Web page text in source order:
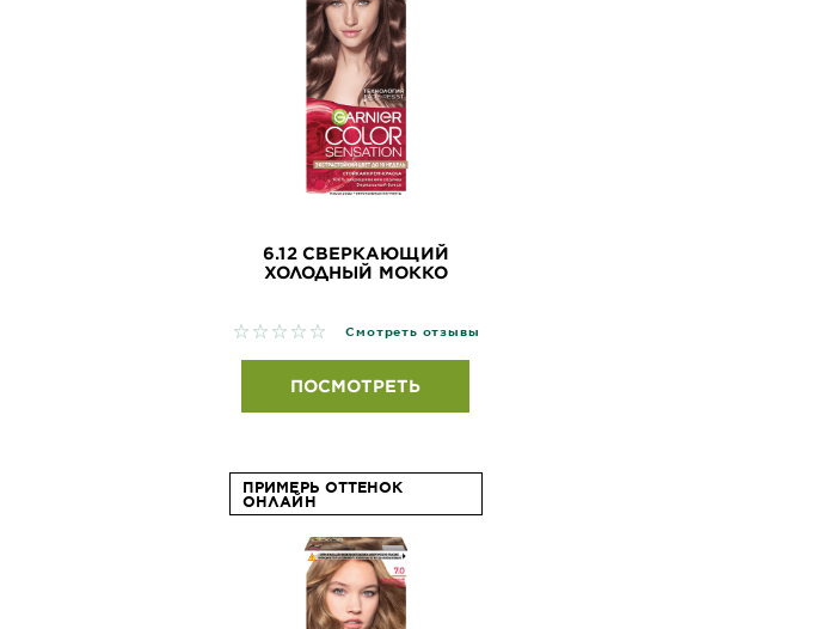
6.12 СВЕРКАЮЩИЙ
ХОЛОДНЫЙ МОККО
No reviews Смотреть отзывы
ПОСМОТРЕТЬ
ПРИМЕРЬ ОТТЕНОК
ОНЛАЙН